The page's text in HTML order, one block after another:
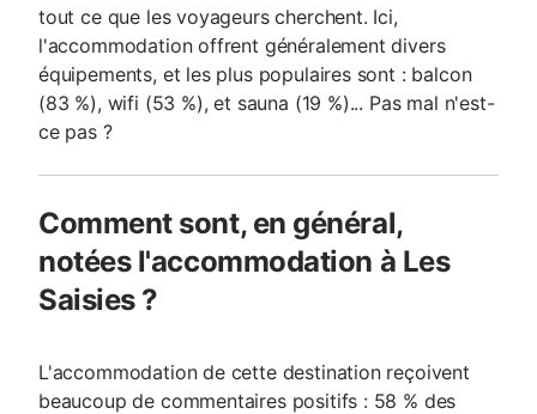
tout ce que les voyageurs cherchent. Ici,
l'accommodation offrent généralement divers
équipements, et les plus populaires sont : balcon
(83 %), wifi (53 %), et sauna (19 %)... Pas mal n'est-
ce pas ?
Comment sont, en général,
notées l'accommodation à Les
Saisies ?
L'accommodation de cette destination reçoivent
beaucoup de commentaires positifs : 58 % des